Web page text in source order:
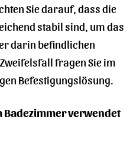
Sie darauf, dass die
stabil sind, um das
darin befindlichen
fragen Sie im
Befestigungslösung.
Badezimmer verwendet